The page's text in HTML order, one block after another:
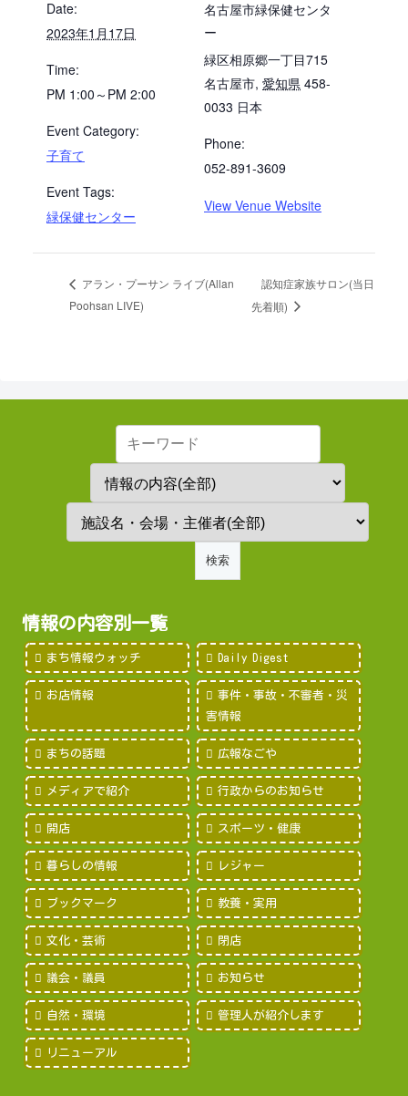
Date:
2023年1月17日
Time:
PM 1:00～PM 2:00
Event Category:
子育て
Event Tags:
緑保健センター
名古屋市緑保健センタ
ー
緑区相原郷一丁目715
名古屋市, 愛知県 458-
0033 日本
Phone:
052-891-3609
View Venue Website
アラン・プーサン ライブ(Allan
Poohsan LIVE)
認知症家族サロン(当日
先着順)
情報の内容別一覧
まち情報ウォッチ Daily Digest
お店情報
事件・事故・不審者・災
害情報
まちの話題 広報なごや
メディアで紹介 行政からのお知らせ
開店 スポーツ・健康
暮らしの情報 レジャー
ブックマーク 教養・実用
文化・芸術 閉店
議会・議員 お知らせ
自然・環境 管理人が紹介します
リニューアル